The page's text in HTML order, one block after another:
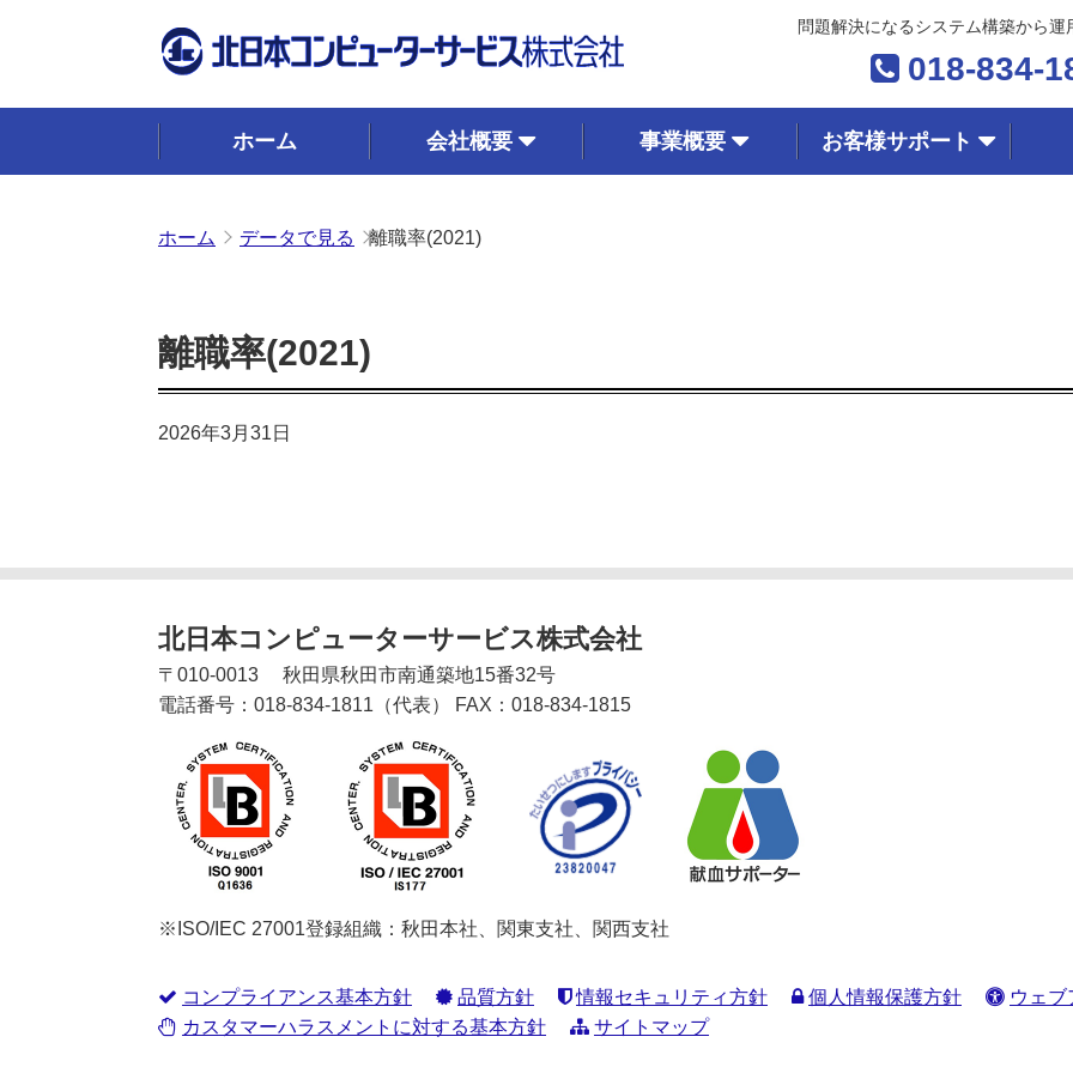
問題解決になるシステム構築から運
018-834-
ホーム 会社概要 事業概要 お客様サポート
ホーム データで見る 離職率(2021)
離職率(2021)
2026年3月31日
北日本コンピューターサービス株式会社
〒 010-0013 秋田県秋田市南通築地15番32号
電話番号： 018-834-1811 （代表） FAX： 018-834-1815
※ISO/IEC 27001登録組織：秋田本社、関東支社、関西支社
コンプライアンス基本方針 品質方針 情報セキュリティ方針 個人情報保護方針
ウェ
カスタマーハラスメントに対する基本方針
サイトマップ